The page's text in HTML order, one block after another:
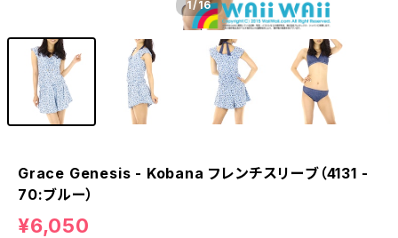
1/16
Grace Genesis - Kobana フレンチスリーブ（4131 -
70:ブルー）
¥6,050